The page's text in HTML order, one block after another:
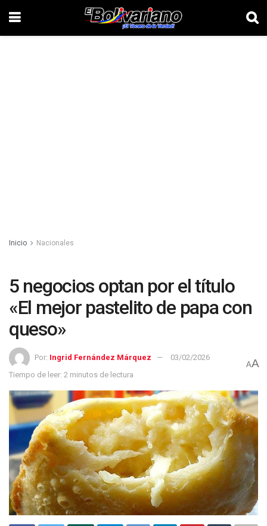
Inicio Nacionales
5 negocios optan por el título
«El mejor pastelito de papa con
queso»
Por: Ingrid Fernández Márquez
03/02/2026
Tiempo de leer: 2 minutos de lectura
AA